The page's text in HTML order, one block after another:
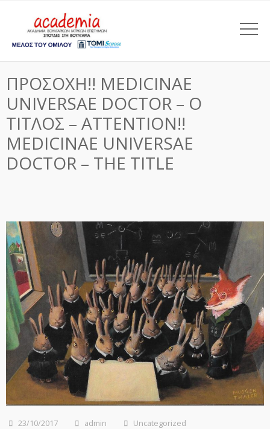
ΠΡΟΣΟΧΗ!! MEDICINAE
UNIVERSAE DOCTOR – Ο
ΤΙΤΛΟΣ – ATTENTION!!
MEDICINAE UNIVERSAE
DOCTOR – THE TITLE
23/10/2017 admin
Uncategorized